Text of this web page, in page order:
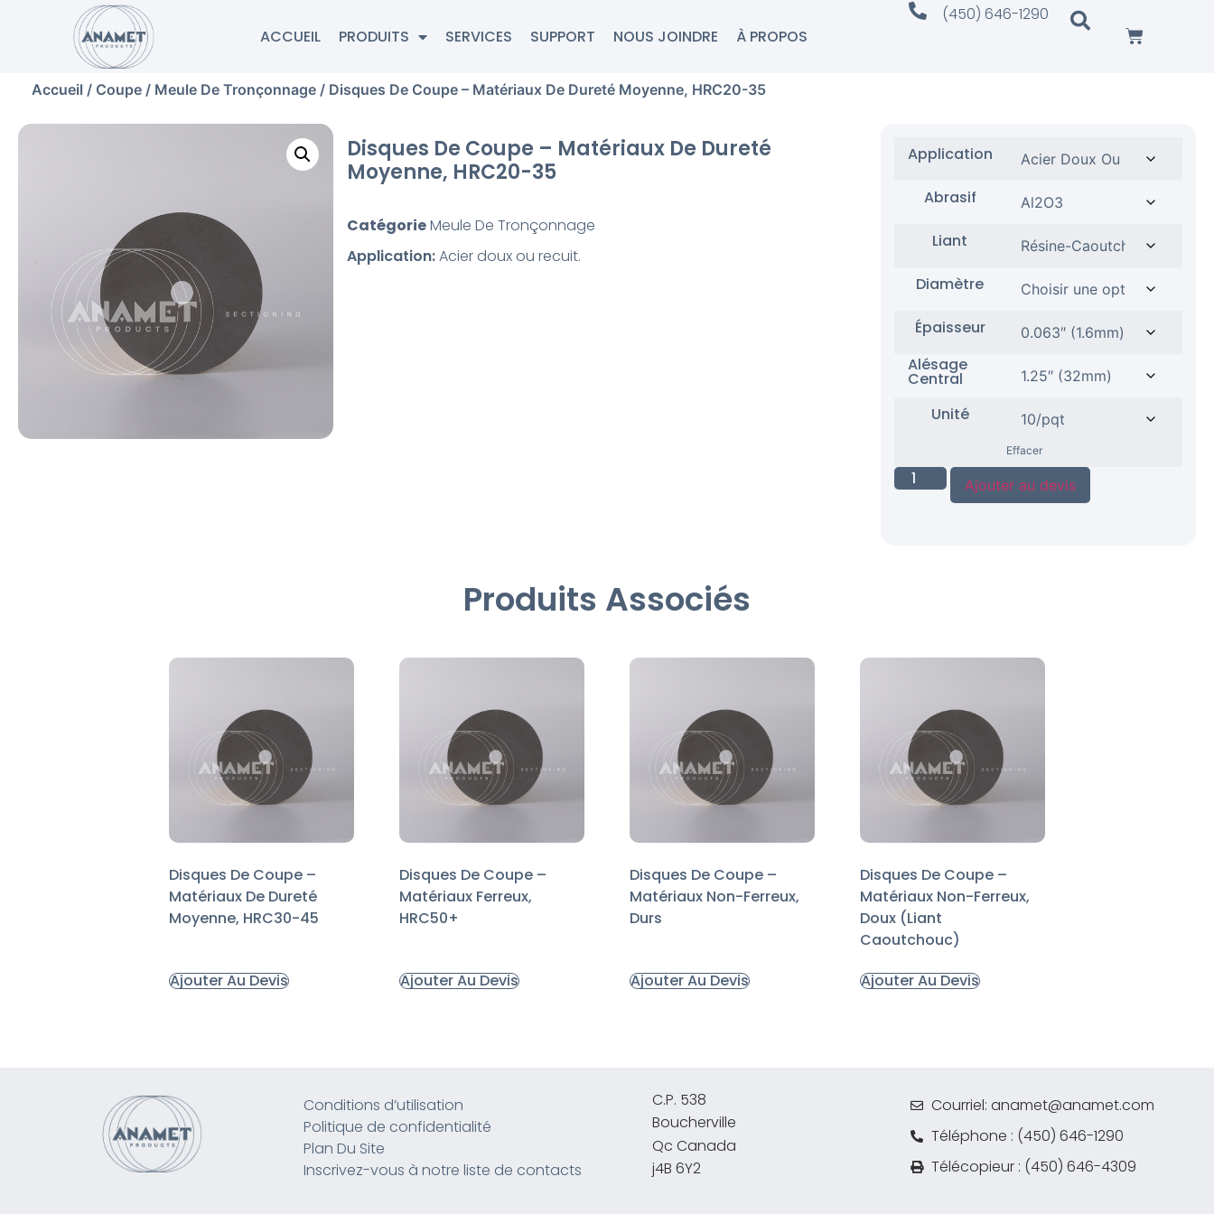
ACCUEIL PRODUITS SERVICES SUPPORT NOUS JOINDRE À PROPOS
(450) 646-1290
Accueil / Coupe / Meule De Tronçonnage / Disques De Coupe – Matériaux De Dureté Moyenne, HRC20-35
Disques De Coupe – Matériaux De Dureté
Moyenne, HRC20-35
CatégorieMeule De Tronçonnage
Application:Acier doux ou recuit.
Application
Abrasif
Liant
Diamètre
Épaisseur
Alésage
Central
Unité
Effacer
Ajouter au devis
Produits Associés
Disques De Coupe –
Matériaux De Dureté
Moyenne, HRC30-45
Ajouter Au Devis
Disques De Coupe –
Matériaux Ferreux,
HRC50+
Ajouter Au Devis
Disques De Coupe –
Matériaux Non-Ferreux,
Durs
Ajouter Au Devis
Disques De Coupe –
Matériaux Non-Ferreux,
Doux (Liant
Caoutchouc)
Ajouter Au Devis
Conditions d’utilisation
Politique de confidentialité
Plan Du Site
Inscrivez-vous à notre liste de contacts
C.P. 538
Boucherville
Qc Canada
j4B 6Y2
Courriel: anamet@anamet.com
Téléphone : (450) 646-1290
Télécopieur : (450) 646-4309